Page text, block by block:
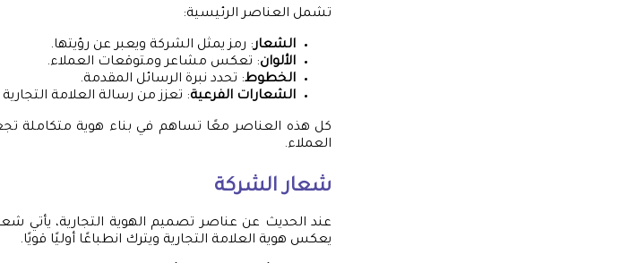
تشمل العناصر الرئيسية:
الشعار: رمز يمثل الشركة ويعبر عن رؤيتها.
الألوان: تعكس مشاعر ومتوقعات العملاء.
الخطوط: تحدد نبرة الرسائل المقدمة.
الشعارات الفرعية: تعزز من رسالة العلامة
كل هذه العناصر معًا تساهم في بناء هوية متكاملة
العملاء.
شعار الشركة
عند الحديث عن عناصر تصميم الهوية التجارية، يأتي
يعكس هوية العلامة التجارية ويترك انطباعًا أوليًا قويًا.